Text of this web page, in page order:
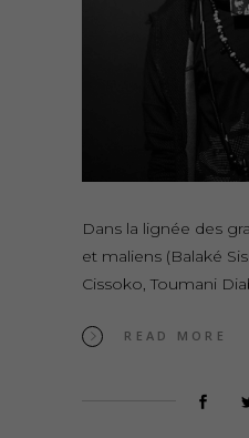
Dans la lignée des
et maliens (Balaké
Cissoko, Toumani
READ MORE